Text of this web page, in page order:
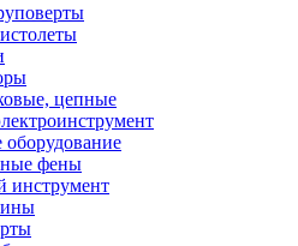
цепные
оборудование
фены
инструмент